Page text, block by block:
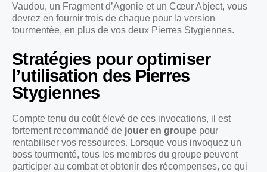
Vaudou, un Fragment d’Agonie et un Cœur Abject, vous
devrez en fournir trois de chaque pour la version
tourmentée, en plus de vos deux Pierres Stygiennes.
Stratégies pour optimiser
l’utilisation des Pierres
Stygiennes
Compte tenu du coût élevé de ces invocations, il est
fortement recommandé de jouer en groupe pour
rentabiliser vos ressources. Lorsque vous invoquez un
boss tourmenté, tous les membres du groupe peuvent
participer au combat et obtenir des récompenses, ce qui